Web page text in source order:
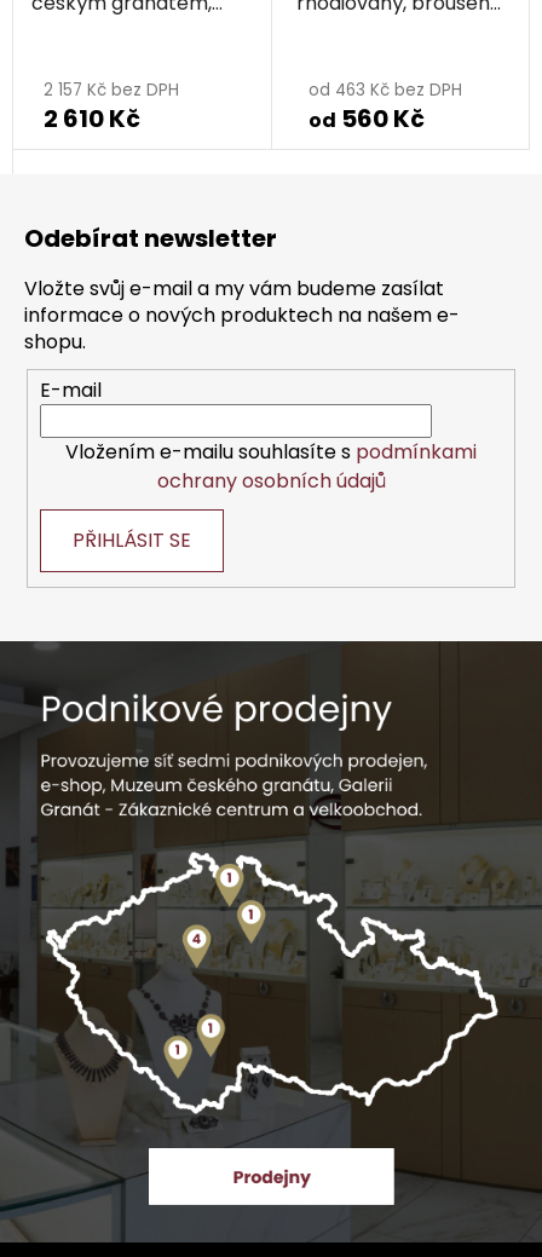
hodnocení
produktu
je
5
hvězdiček.
2 157 Kč bez DPH
2 610 Kč
od 463 Kč bez DPH
od 560 Kč
Odebírat newsletter
Vložte svůj e-mail a my vám budeme zasílat
informace o nových produktech na našem e-
shopu.
E-mail
Vložením e-mailu souhlasíte s podmínkami
ochrany osobních údajů
PŘIHLÁSIT SE